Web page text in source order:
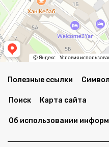
Полезные ссылки
Поиск Карта сайта
Об использовании